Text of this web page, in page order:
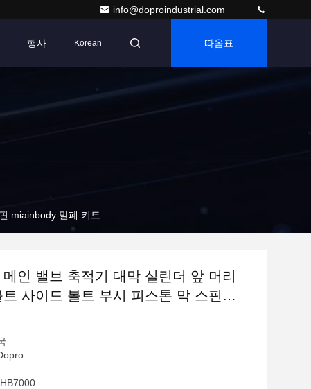
info@doproindustrial.com
행사 Korean 따옴표
miainbody 밀폐 키트
인 밸브 축적기 대막 실린더 앞 머리
사이드 볼트 부시 피스톤 막 스핀
밀폐 키트